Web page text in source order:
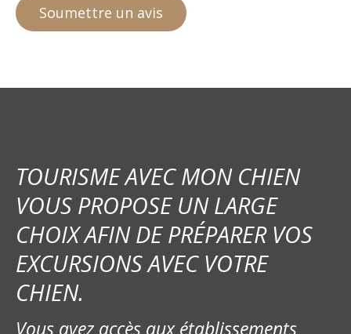
TOURISME AVEC MON CHIEN
VOUS PROPOSE UN LARGE
CHOIX AFIN DE PRÉPARER VOS
EXCURSIONS AVEC VOTRE
CHIEN.
Vous avez accès aux établissements